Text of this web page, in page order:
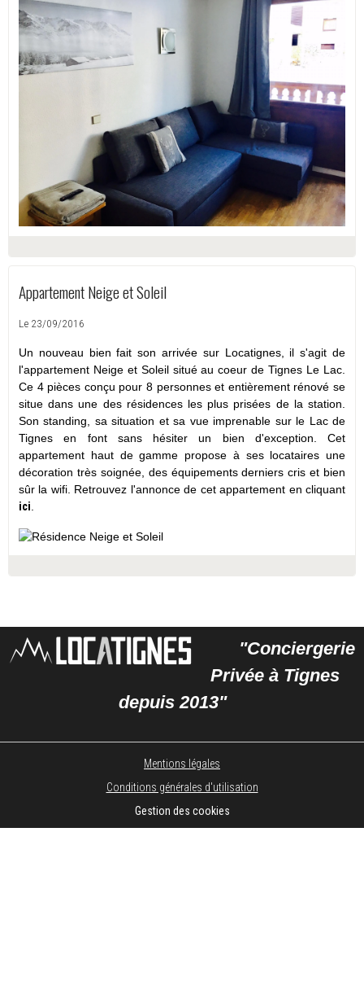
Appartement Neige et Soleil
Le 23/09/2016
Un nouveau bien fait son arrivée sur Locatignes, il s'agit de
l'appartement Neige et Soleil situé au coeur de Tignes Le Lac.
Ce 4 pièces conçu pour 8 personnes et entièrement rénové se
situe dans une des résidences les plus prisées de la station.
Son standing, sa situation et sa vue imprenable sur le Lac de
Tignes en font sans hésiter un bien d'exception. Cet
appartement haut de gamme propose à ses locataires une
décoration très soignée, des équipements derniers cris et bien
sûr la wifi. Retrouvez l'annonce de cet appartement en cliquant
ici
"Conciergerie
Privée à Tignes
depuis 2013"
Mentions légales
Conditions générales d'utilisation
Gestion des cookies